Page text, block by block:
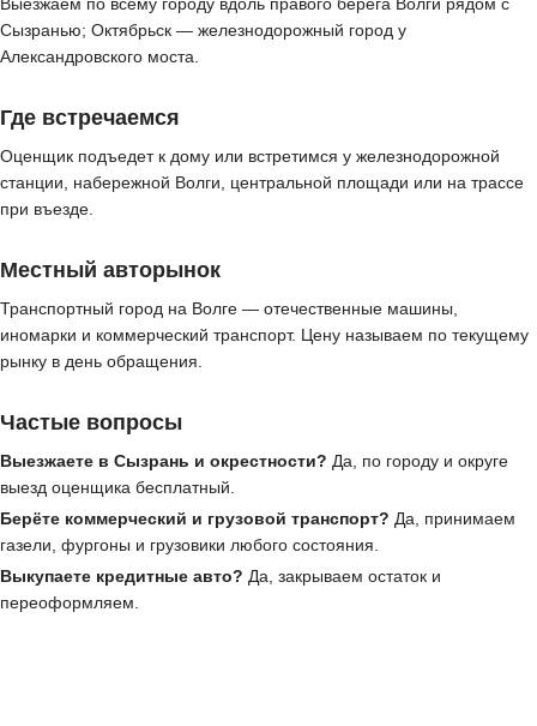
Сызранью; Октябрьск — железнодорожный город у
Александровского моста.
Где встречаемся
Оценщик подъедет к дому или встретимся у железнодорожной
станции, набережной Волги, центральной площади или на трассе
при въезде.
Местный авторынок
Транспортный город на Волге — отечественные машины,
иномарки и коммерческий транспорт. Цену называем по текущему
рынку в день обращения.
Частые вопросы
Выезжаете в Сызрань и окрестности? Да, по городу и округе
выезд оценщика бесплатный.
Берёте коммерческий и грузовой транспорт? Да, принимаем
газели, фургоны и грузовики любого состояния.
Выкупаете кредитные авто? Да, закрываем остаток и
переоформляем.